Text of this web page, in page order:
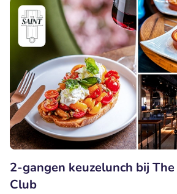
2-gangen keuzelunch bij
Club